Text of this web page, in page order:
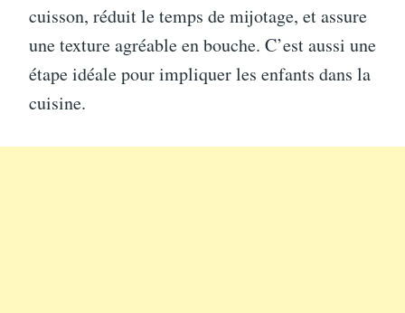
cuisson, réduit le temps de mijotage, et assure
une texture agréable en bouche. C’est aussi une
étape idéale pour impliquer les enfants dans la
cuisine.